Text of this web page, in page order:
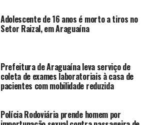
Adolescente de 16 anos é morto a tiros no
Setor Raizal, em Araguaína
Prefeitura de Araguaína leva serviço de
coleta de exames laboratoriais à casa de
pacientes com mobilidade reduzida
Polícia Rodoviária prende homem por